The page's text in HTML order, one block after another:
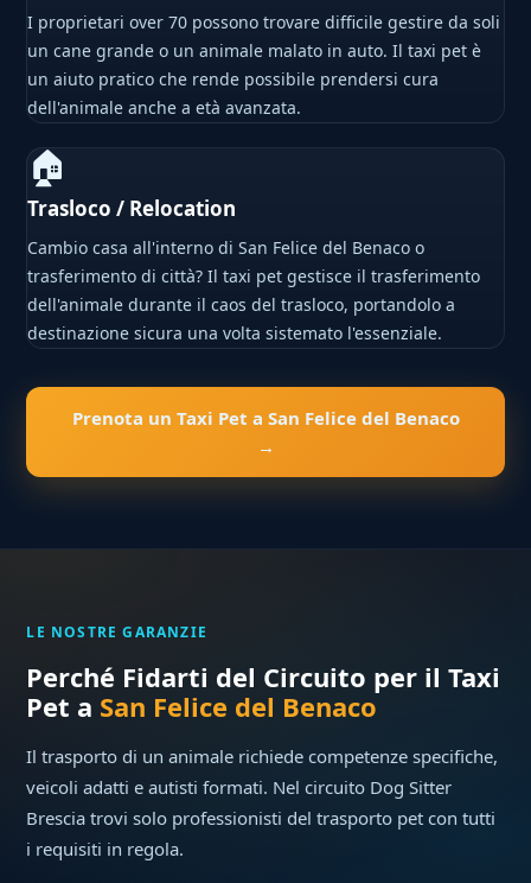
I proprietari over 70 possono trovare difficile gestire da soli
un cane grande o un animale malato in auto. Il taxi pet è
un aiuto pratico che rende possibile prendersi cura
dell'animale anche a età avanzata.
🏠
Trasloco / Relocation
Cambio casa all'interno di San Felice del Benaco o
trasferimento di città? Il taxi pet gestisce il trasferimento
dell'animale durante il caos del trasloco, portandolo a
destinazione sicura una volta sistemato l'essenziale.
Prenota un Taxi Pet a San Felice del Benaco
→
LE NOSTRE GARANZIE
Perché Fidarti del Circuito per il Taxi
Pet a San Felice del Benaco
Il trasporto di un animale richiede competenze specifiche,
veicoli adatti e autisti formati. Nel circuito Dog Sitter
Brescia trovi solo professionisti del trasporto pet con tutti
i requisiti in regola.